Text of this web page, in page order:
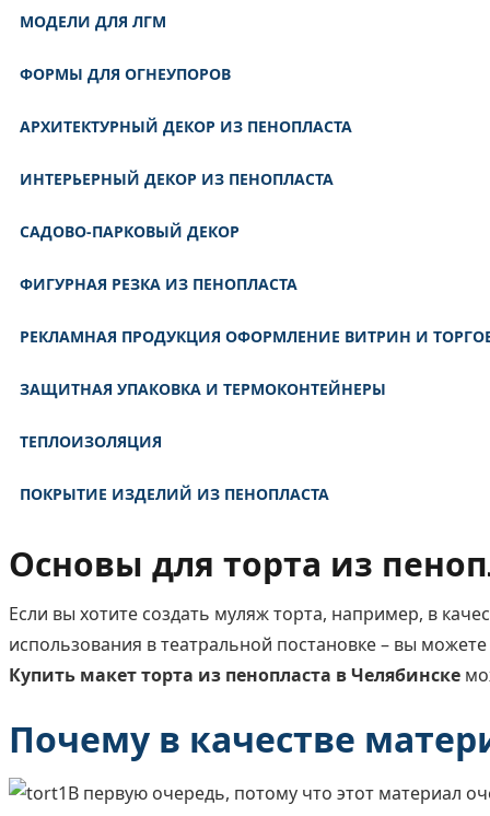
МОДЕЛИ ДЛЯ ЛГМ
ФОРМЫ ДЛЯ ОГНЕУПОРОВ
АРХИТЕКТУРНЫЙ ДЕКОР ИЗ ПЕНОПЛАСТА
ИНТЕРЬЕРНЫЙ ДЕКОР ИЗ ПЕНОПЛАСТА
САДОВО-ПАРКОВЫЙ ДЕКОР
ФИГУРНАЯ РЕЗКА ИЗ ПЕНОПЛАСТА
РЕКЛАМНАЯ ПРОДУКЦИЯ ОФОРМЛЕНИЕ ВИТРИН И
ЗАЩИТНАЯ УПАКОВКА И ТЕРМОКОНТЕЙНЕРЫ
ТЕПЛОИЗОЛЯЦИЯ
ПОКРЫТИЕ ИЗДЕЛИЙ ИЗ ПЕНОПЛАСТА
Основы для торта из
Если вы хотите создать муляж торта, например, в
использования в театральной постановке – вы
Купить макет торта из пенопласта в Челябинске
Почему в качестве
В первую очередь, потому что этот материал